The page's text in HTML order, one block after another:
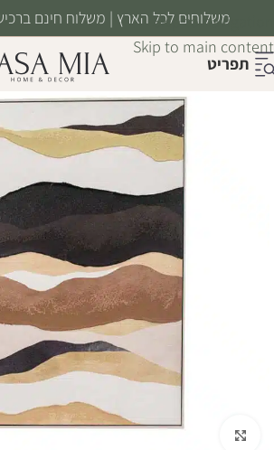
Skip to navigation
Skip to main content
משלוחים לכל הארץ | משלוח חינם ברכישה
תפריט
לחצו להגדלה